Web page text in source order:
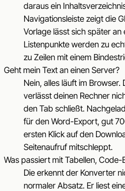
daraus ein
Navigationsleiste zeigt die
Vorlage lässt sich später an
Listenpunkte werden zu
zu Zeilen mit einem
Geht mein Text an einen Server?
Nein, alles läuft im Browser.
verlässt deinen Rechner
den Tab schließt.
für den Word-Export, gut
ersten Klick auf den
Seitenaufruf mitschleppt.
Was passiert mit Tabellen, Code-
Die erkennt der Konverter
normaler Absatz. Er liest